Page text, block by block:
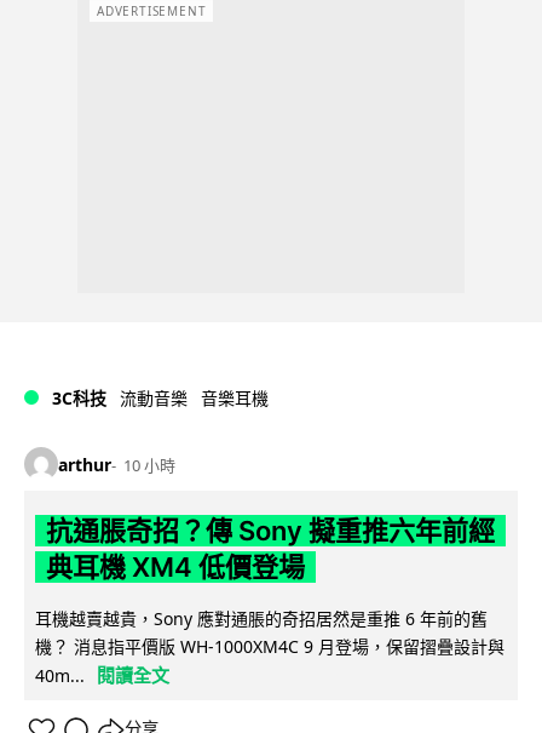
ADVERTISEMENT
3C科技 流動音樂 音樂耳機
arthur 10 小時
抗通脹奇招？傳 Sony 擬重推六年前經
典耳機 XM4 低價登場
耳機越賣越貴，Sony 應對通脹的奇招居然是重推 6 年前的舊
機？ 消息指平價版 WH-1000XM4C 9 月登場，保留摺疊設計與
40m...
閱讀全文